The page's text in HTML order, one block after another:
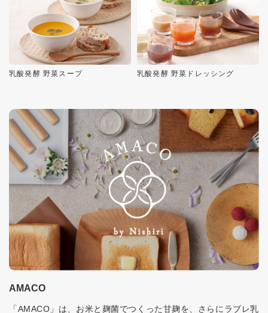
乳酸発酵 野菜スープ 乳酸発酵 野菜ドレッシング
AMACO
「AMACO」は、お米と麹菌でつくった甘麹を、さらにラブレ乳